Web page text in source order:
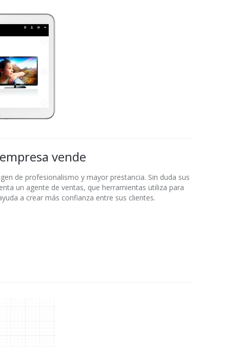
vende
de profesionalismo y mayor prestancia. Sin duda sus
un agente de ventas, que herramientas utiliza para
a crear más confianza entre sus clientes.